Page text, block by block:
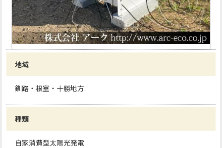
地域
釧路・根室・十勝地方
種類
自家消費型太陽光発電